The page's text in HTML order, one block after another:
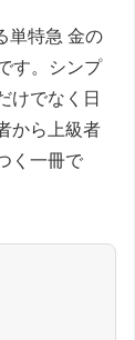
単特急 金の
す。シンプ
けでなく日
から上級者
く一冊で